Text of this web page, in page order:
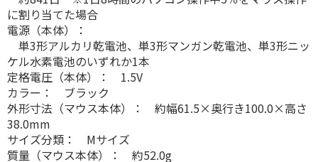
に割り当てた場合
電源（本体）：
単3形アルカリ乾電池、単3形マンガン乾電池、単3形ニッ
ケル水素電池のいずれか1本
定格電圧（本体）： 1.5V
カラー： ブラック
外形寸法（マウス本体）： 約幅61.5×奥行き100.0×高さ
38.0mm
サイズ分類： Mサイズ
質量（マウス本体）： 約52.0g